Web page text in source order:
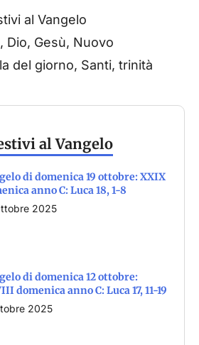
al Vangelo
, Dio, Gesù, Nuovo
del giorno, Santi, trinità
al Vangelo
di domenica 19 ottobre: XXIX
anno C: Luca 18, 1-8
2025
di domenica 12 ottobre:
domenica anno C: Luca 17, 11-19
2025